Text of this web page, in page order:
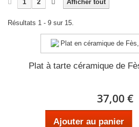
Afficher tout
1 2
Résultats 1 - 9 sur 15.
Plat à tarte céramique de
37,00 €
Ajouter au panier